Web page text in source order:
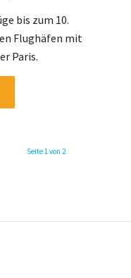
bis zum 10.
Flughäfen mit
Paris.
Seite 1 von 2